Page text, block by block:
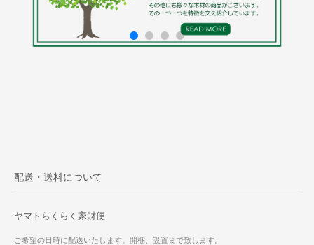
配送・送料について
ヤマトらくらく家財便
ご希望の日時に配送いたします。開梱、設置まで致します。